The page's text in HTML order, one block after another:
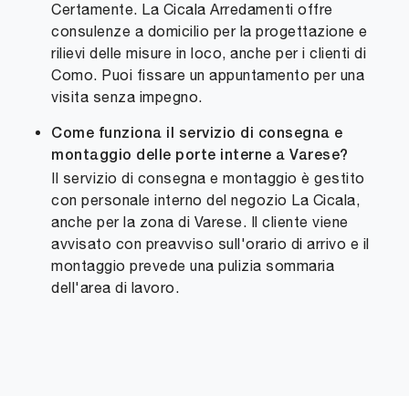
Certamente. La Cicala Arredamenti offre
consulenze a domicilio per la progettazione e
rilievi delle misure in loco, anche per i clienti di
Como. Puoi fissare un appuntamento per una
visita senza impegno.
Come funziona il servizio di consegna e
montaggio delle porte interne a Varese?
Il servizio di consegna e montaggio è gestito
con personale interno del negozio La Cicala,
anche per la zona di Varese. Il cliente viene
avvisato con preavviso sull'orario di arrivo e il
montaggio prevede una pulizia sommaria
dell'area di lavoro.